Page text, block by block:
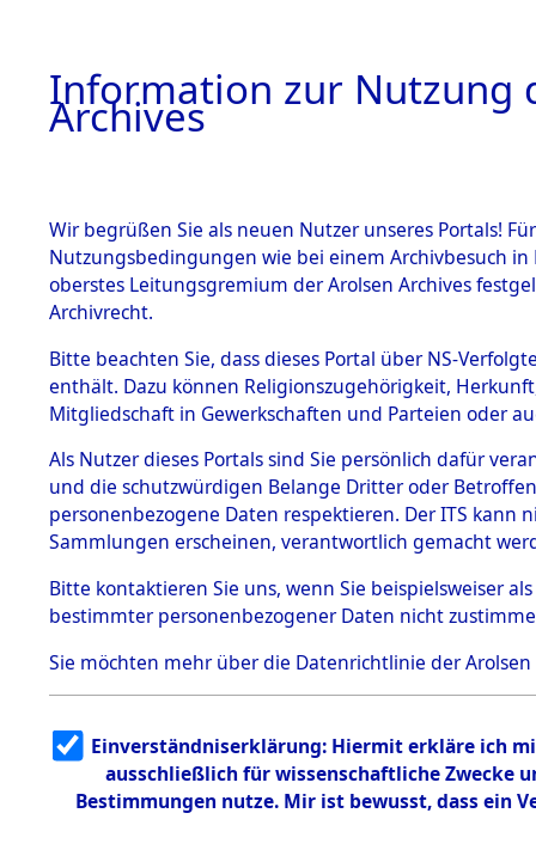
BESTÄNDE
1.
mente
5. Verschiedenes
5.3
Todesmärsche
5.3.1 Alliierte
Erhebungen
zu
Todesmärsch
en
5.3.2
g
5.3.3
Todesmärsch
von
Toter aus
Ort ihrer
0001
Information zur Nutzung
Archives
Wir begrüßen Sie als neuen Nutzer unseres Portals!
Nutzungsbedingungen wie bei einem Archivbesuch
oberstes Leitungsgremium der Arolsen Archives
Archivrecht.
Bitte beachten Sie, dass dieses Portal über NS-
enthält. Dazu können Religionszugehörigkeit,
Mitgliedschaft in Gewerkschaften und Parteien oder
Als Nutzer dieses Portals sind Sie persönlich dafür
und die schutzwürdigen Belange Dritter oder
personenbezogene Daten respektieren. Der ITS
Sammlungen erscheinen, verantwortlich gemacht
Bitte kontaktieren Sie uns, wenn Sie beispielsweiser
bestimmter personenbezogener Daten nicht
Sie möchten mehr über die Datenrichtlinie der Arolsen
Einverständniserklärung: Hiermit erkläre ich
ausschließlich für wissenschaftliche Zwecke
Bestimmungen nutze. Mir ist bewusst, dass ein